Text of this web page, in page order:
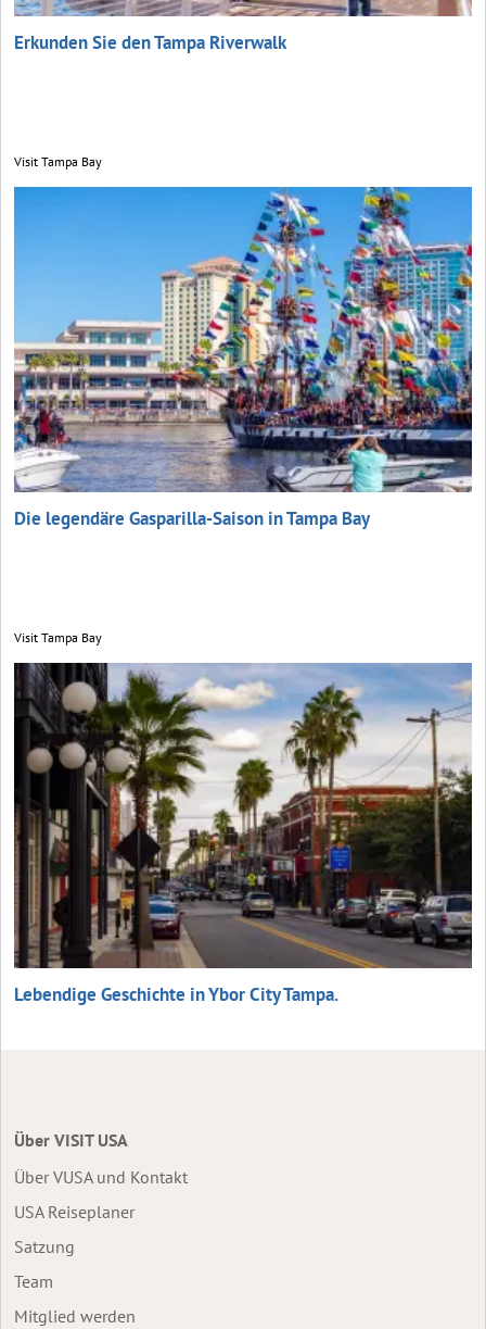
Erkunden Sie den Tampa Riverwalk
Visit Tampa Bay
Die legendäre Gasparilla-Saison in Tampa Bay
Visit Tampa Bay
Lebendige Geschichte in Ybor City Tampa.
Über VISIT USA
Über VUSA und Kontakt
USA Reiseplaner
Satzung
Team
Mitglied werden